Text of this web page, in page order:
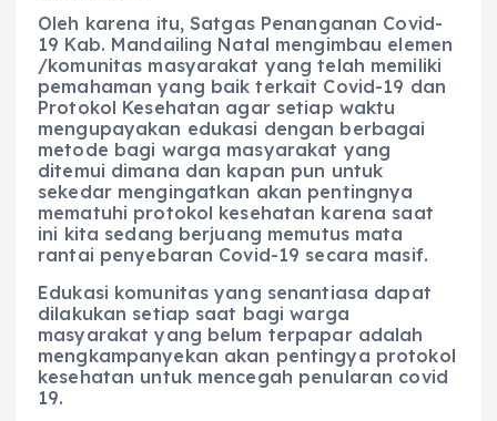
Oleh karena itu, Satgas Penanganan Covid-
19 Kab. Mandailing Natal mengimbau elemen
/komunitas masyarakat yang telah memiliki
pemahaman yang baik terkait Covid-19 dan
Protokol Kesehatan agar setiap waktu
mengupayakan edukasi dengan berbagai
metode bagi warga masyarakat yang
ditemui dimana dan kapan pun untuk
sekedar mengingatkan akan pentingnya
mematuhi protokol kesehatan karena saat
ini kita sedang berjuang memutus mata
rantai penyebaran Covid-19 secara masif.
Edukasi komunitas yang senantiasa dapat
dilakukan setiap saat bagi warga
masyarakat yang belum terpapar adalah
mengkampanyekan akan pentingya protokol
kesehatan untuk mencegah penularan covid
19.